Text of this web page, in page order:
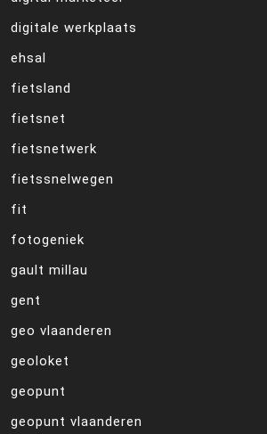
digitale werkplaats
ehsal
fietsland
fietsnet
fietsnetwerk
fietssnelwegen
fit
fotogeniek
gault millau
gent
geo vlaanderen
geoloket
geopunt
geopunt vlaanderen